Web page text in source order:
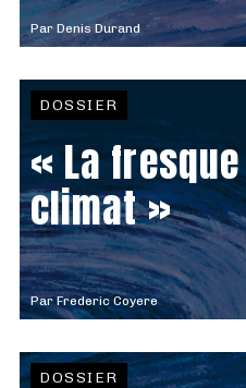
Par Denis Durand
ParFrederic Coyere
DOSSIER
« La
climat »
DOSSIER